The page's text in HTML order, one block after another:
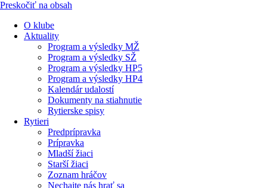
Preskočiť na obsah
O klube
Aktuality
Program a výsledky MŽ
Program a výsledky SŽ
Program a výsledky HP5
Program a výsledky HP4
Kalendár udalostí
Dokumenty na stiahnutie
Rytierske spisy
Rytieri
Predprípravka
Prípravka
Mladší žiaci
Starší žiaci
Zoznam hráčov
Nechajte nás hrať sa